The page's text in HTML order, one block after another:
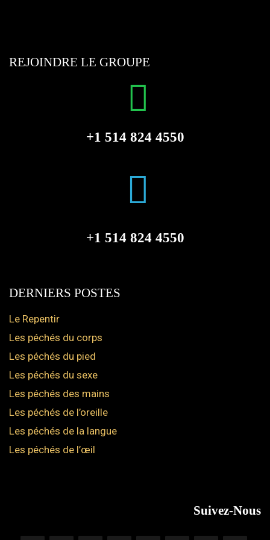
REJOINDRE LE GROUPE
+1 514 824 4550
+1 514 824 4550
DERNIERS POSTES
Le Repentir
Les péchés du corps
Les péchés du pied
Les péchés du sexe
Les péchés des mains
Les péchés de l’oreille
Les péchés de la langue
Les péchés de l’œil
Suivez-Nous